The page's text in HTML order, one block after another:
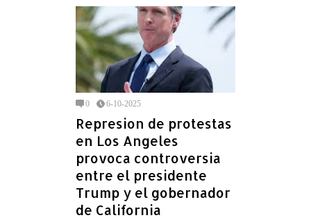
0 6-10-2025
Represion de protestas
en Los Angeles
provoca controversia
entre el presidente
Trump y el gobernador
de California